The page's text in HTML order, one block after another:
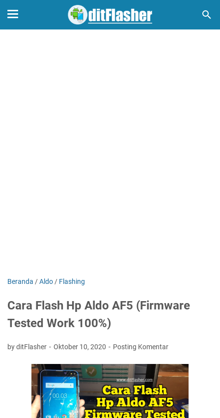
Beranda /Aldo / Flashing
Cara Flash Hp Aldo AF5 (Firmware
Tested Work 100%)
by ditFlasher Oktober 10, 2020 Posting Komentar